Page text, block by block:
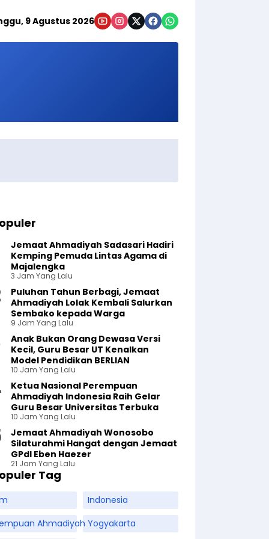
9 Agustus 2026
Jemaat Ahmadiyah Sadasari Hadiri
Kemping Pemuda Lintas Agama di
Majalengka
3 Jam Yang Lalu
Puluhan Tahun Berbagi, Jemaat
Ahmadiyah Lolak Kembali Salurkan
Sembako kepada Warga
9 Jam Yang Lalu
Anak Bukan Orang Dewasa Versi
Kecil, Guru Besar UT Kenalkan
Model Pendidikan BERLIAN
10 Jam Yang Lalu
Ketua Nasional Perempuan
Ahmadiyah Indonesia Raih Gelar
Guru Besar Universitas Terbuka
10 Jam Yang Lalu
Jemaat Ahmadiyah Wonosobo
Silaturahmi Hangat dengan Jemaat
GPdI Eben Haezer
21 Jam Yang Lalu
Tag
Indonesia
Ahmadiyah Yogyakarta